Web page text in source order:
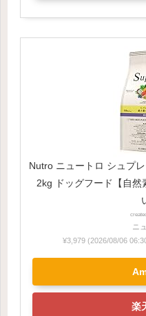
Nutro ニュートロ シュプ
2kg ドッグフード【自然
ニ
¥3,979 (2026/08/06
楽